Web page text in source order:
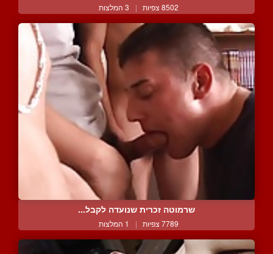
8502 צפיות | 3 המלצות
שרמוטה זכרית שנועדה לקבל...
7789 צפיות | 1 המלצות